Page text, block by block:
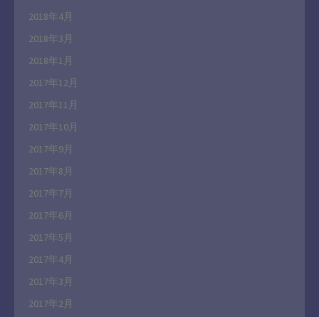
2018年4月
2018年3月
2018年1月
2017年12月
2017年11月
2017年10月
2017年9月
2017年8月
2017年7月
2017年6月
2017年5月
2017年4月
2017年3月
2017年2月